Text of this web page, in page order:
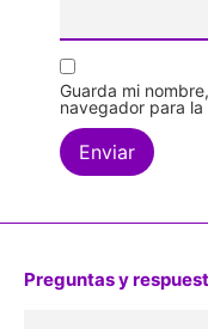
Guarda mi
navegador para
Preguntas y